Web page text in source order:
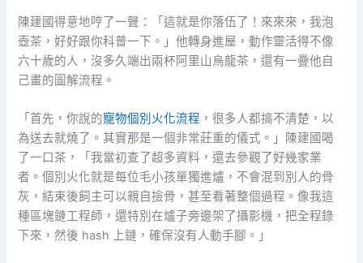
陳建國得意地哼了一聲：「這就是你落伍了！來來來，我泡
壺茶，好好跟你科普一下。」他轉身進屋，動作靈活得不像
六十歲的人，沒多久端出兩杯阿里山烏龍茶，還有一疊他自
己畫的圖解流程。
「首先，你說的寵物個別火化流程 ，很多人都搞不清楚，以
為送去就燒了。其實那是一個非常莊重的儀式。」陳建國喝
了一口茶，「我當初查了超多資料，還去參觀了好幾家業
者。個別火化就是每位毛小孩單獨進爐，不會混到別人的骨
灰，結束後飼主可以親自撿骨，甚至看著整個過程。像我這
種區塊鏈工程師，還特別在爐子旁邊架了攝影機，把全程錄
下來，然後 hash 上鏈，確保沒有人動手腳。」